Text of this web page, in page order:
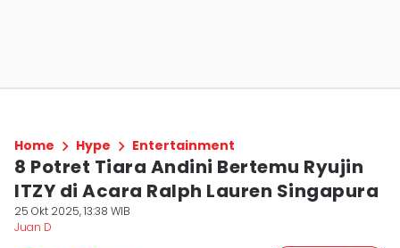
Home Hype Entertainment
8 Potret Tiara Andini Bertemu Ryujin
ITZY di Acara Ralph Lauren Singapura
25 Okt 2025, 13:38 WIB
Juan D